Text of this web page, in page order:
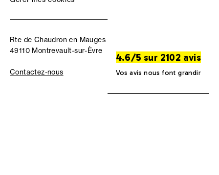
Rte de Chaudron en Mauges
49110 Montrevault-sur-Èvre
Contactez-nous
4.6/5 sur 2102 avis
Vos avis nous font grandir